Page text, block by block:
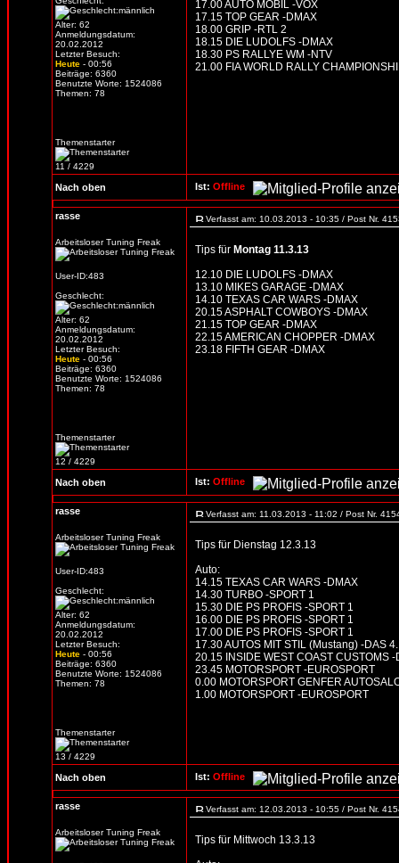
Alter: 62
Anmeldungsdatum:
20.02.2012
Letzter Besuch:
Heute - 00:56
Beiträge: 6360
Benutzte Worte: 1524086
Themen: 78
Themenstarter
11 / 4229
17.00 AUTO MOBIL -VOX
17.15 TOP GEAR -DMAX
18.00 GRIP -RTL 2
18.15 DIE LUDOLFS -DMAX
18.30 PS RALLYE WM -NTV
21.00 FIA WORLD RALLY
Nach oben Ist: Offline
rasse
Arbeitsloser Tuning Freak
User-ID:483
Geschlecht:
Alter: 62
Anmeldungsdatum:
20.02.2012
Letzter Besuch:
Heute - 00:56
Beiträge: 6360
Benutzte Worte: 1524086
Themen: 78
Themenstarter
12 / 4229
Verfasst am: 10.03.2013 - 10:35 / Post Nr.
Tips für Montag 11.3.13
12.10 DIE LUDOLFS -DMAX
13.10 MIKES GARAGE -DMAX
14.10 TEXAS CAR WARS -DMAX
20.15 ASPHALT COWBOYS -DMAX
21.15 TOP GEAR -DMAX
22.15 AMERICAN CHOPPER -DMAX
23.18 FIFTH GEAR -DMAX
Nach oben Ist: Offline
rasse
Arbeitsloser Tuning Freak
User-ID:483
Geschlecht:
Alter: 62
Anmeldungsdatum:
20.02.2012
Letzter Besuch:
Heute - 00:56
Beiträge: 6360
Benutzte Worte: 1524086
Themen: 78
Themenstarter
13 / 4229
Verfasst am: 11.03.2013 - 11:02 / Post Nr.
Tips für Dienstag 12.3.13
Auto:
14.15 TEXAS CAR WARS -DMAX
14.30 TURBO -SPORT 1
15.30 DIE PS PROFIS -SPORT 1
16.00 DIE PS PROFIS -SPORT 1
17.00 DIE PS PROFIS -SPORT 1
17.30 AUTOS MIT STIL (Mustang) -DAS 4.
20.15 INSIDE WEST COAST CUSTOMS -
23.45 MOTORSPORT -EUROSPORT
0.00 MOTORSPORT GENFER
1.00 MOTORSPORT -EUROSPORT
Nach oben Ist: Offline
rasse
Arbeitsloser Tuning Freak
Verfasst am: 12.03.2013 - 10:55 / Post Nr.
Tips für Mittwoch 13.3.13